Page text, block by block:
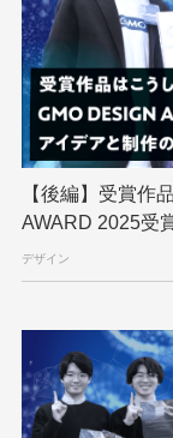
GMO AI＆ロボテ
GMO DESIGN
GMO Developers
GMO GPUクラウ
GMO kitaQ
GMOアドマーケ
GMOコネクト
GMOデジキッズ
【後編】受賞作
AWARD 2025受
デザイン